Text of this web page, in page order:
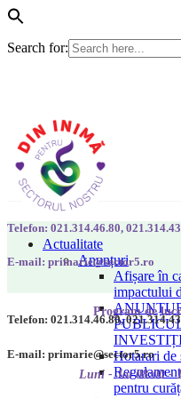
Search for:
Actualitate
Anunțuri
Afișare în
impactului
Hotarari de
pentru
Telefon: 021.314.46.80,
E-mail: primarie@sector5.ro
Program de
Luni - Joi 08:00 -
Telefon: 021.314.46.80,
E-mail: primarie@sector5.ro